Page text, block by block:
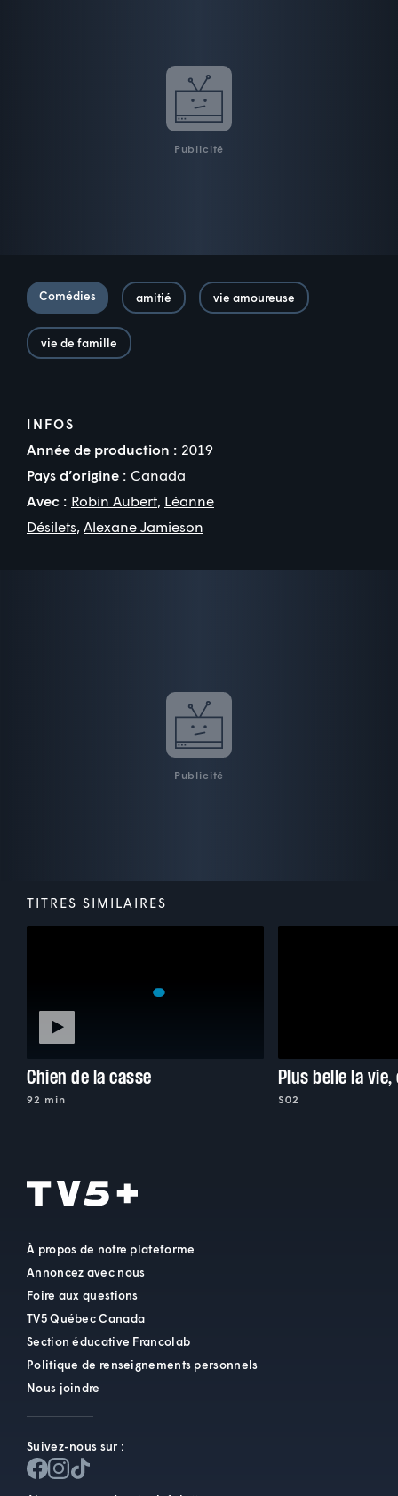
Publicité
Comédies amitié vie amoureuse
vie de famille
INFOS
Année de production : 2019
Pays d’origine : Canada
Avec : Robin Aubert, Léanne
Désilets, Alexane Jamieson
Publicité
TITRES SIMILAIRES
Chien de la casse
92 min S02
À propos de notre plateforme
Annoncez avec nous
Foire aux questions
TV5 Québec Canada
Section éducative Francolab
Politique de renseignements personnels
Nous joindre
Suivez-nous sur :